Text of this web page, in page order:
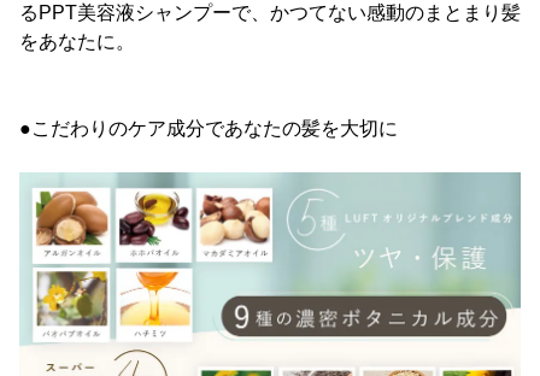
るPPT美容液シャンプーで、かつてない感動のまとまり髪
をあなたに。
●こだわりのケア成分であなたの髪を大切に